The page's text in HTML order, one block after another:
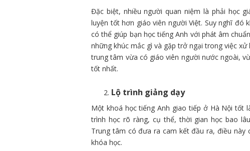
Đặc biệt, nhiều người quan niệm là phải học
luyện tốt hơn giáo viên người Việt. Suy nghĩ đó
có thể giúp bạn học tiếng Anh với phát âm
những khúc mắc gì và gặp trở ngại trong việc
trung tâm vừa có giáo viên người nước ngoài,
tốt nhất.
Lộ trình giảng dạy
Một khoá học tiếng Anh giao tiếp ở Hà Nội tốt
trình học rõ ràng, cụ thể, thời gian học bao
Trung tâm có đưa ra cam kết đầu ra, điều này
khóa học.